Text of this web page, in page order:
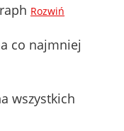
Rozwiń
co najmniej
wszystkich